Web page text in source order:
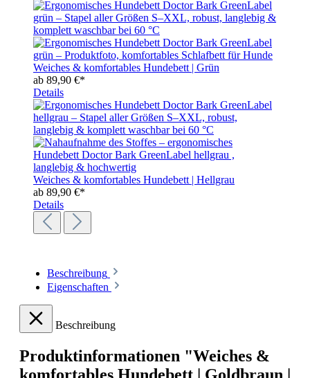
Weiches & komfortables Hundebett | Grün
ab 89,90 €*
Details
Weiches & komfortables Hundebett | Hellgrau
ab 89,90 €*
Details
Beschreibung
Eigenschaften
Beschreibung
Produktinformationen "Weiches &